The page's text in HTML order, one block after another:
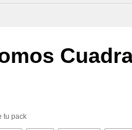
tu pack